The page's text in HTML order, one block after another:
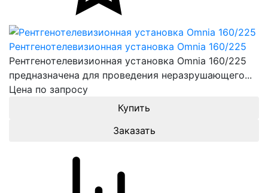
Рентгенотелевизионная установка Omnia 160/225
Рентгенотелевизионная установка Omnia 160/225
предназначена для проведения неразрушающего...
Цена по запросу
Заказать